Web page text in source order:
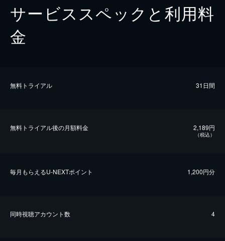
サービススペックと利用料
金
無料トライアル 31日間
無料トライアル後の⽉額料金 2,189円
（税込）
毎⽉もらえるU-NEXTポイント 1,200円分
同時視聴アカウント数 4